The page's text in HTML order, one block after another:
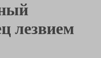
лезвием